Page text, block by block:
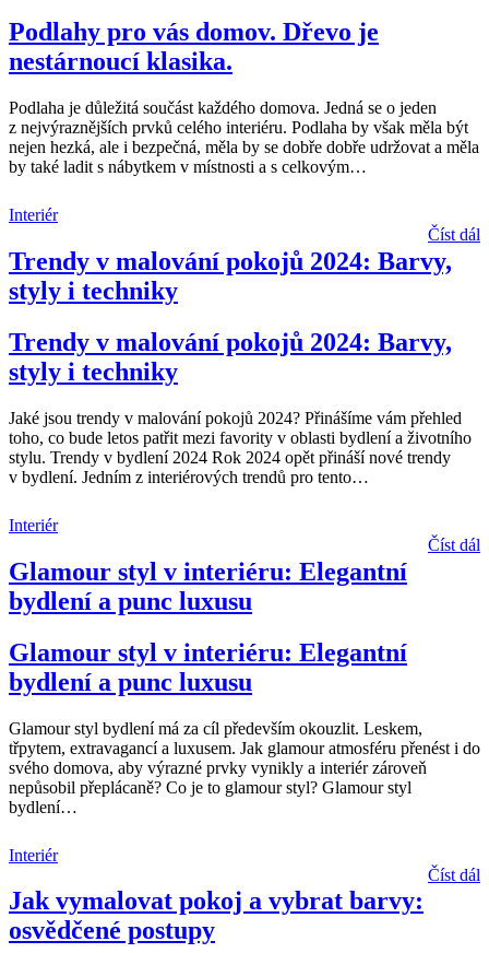
Podlahy pro vás domov. Dřevo je
nestárnoucí klasika.
Podlaha je důležitá součást každého domova. Jedná se o jeden
z nejvýraznějších prvků celého interiéru. Podlaha by však měla být
nejen hezká, ale i bezpečná, měla by se dobře dobře udržovat a měla
by také ladit s nábytkem v místnosti a s celkovým…
Interiér
Číst dál
Trendy v malování pokojů 2024: Barvy,
styly i techniky
Trendy v malování pokojů 2024: Barvy,
styly i techniky
Jaké jsou trendy v malování pokojů 2024? Přinášíme vám přehled
toho, co bude letos patřit mezi favority v oblasti bydlení a životního
stylu. Trendy v bydlení 2024 Rok 2024 opět přináší nové trendy
v bydlení. Jedním z interiérových trendů pro tento…
Interiér
Číst dál
Glamour styl v interiéru: Elegantní
bydlení a punc luxusu
Glamour styl v interiéru: Elegantní
bydlení a punc luxusu
Glamour styl bydlení má za cíl především okouzlit. Leskem,
třpytem, extravagancí a luxusem. Jak glamour atmosféru přenést i do
svého domova, aby výrazné prvky vynikly a interiér zároveň
nepůsobil přeplácaně? Co je to glamour styl? Glamour styl
bydlení…
Interiér
Číst dál
Jak vymalovat pokoj a vybrat barvy:
osvědčené postupy